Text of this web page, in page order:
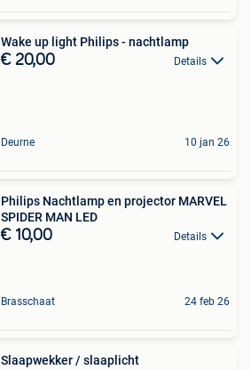
Wake up light Philips - nachtlamp
€ 20,00 Details
Deurne 10 jan 26
Philips Nachtlamp en projector MARVEL
SPIDER MAN LED
€ 10,00 Details
Brasschaat 24 feb 26
Slaapwekker / slaaplicht